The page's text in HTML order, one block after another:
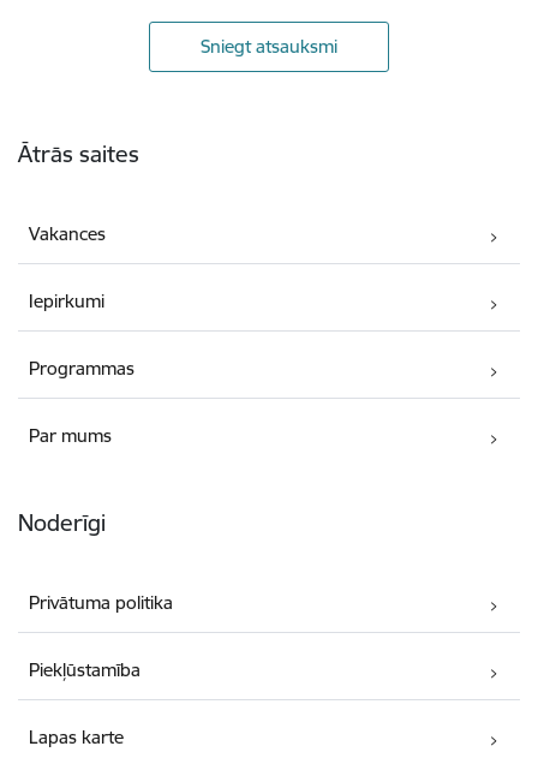
Sniegt atsauksmi
Ātrās saites
Vakances
Iepirkumi
Programmas
Par mums
Noderīgi
Privātuma politika
Piekļūstamība
Lapas karte